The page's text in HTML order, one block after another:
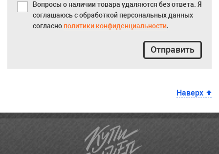
Вопросы о наличии товара удаляются без ответа. Я
соглашаюсь с обработкой персональных данных
согласно политики конфиденциальности.
Отправить
Наверх